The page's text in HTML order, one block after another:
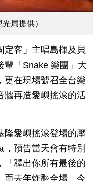
局提供）
定客」主唱島楎及貝
輩「Snake 樂團」大
更在現場號召全台樂
牆再造愛嶼搖滾的活
隆愛嶼搖滾登場的壓
預告當天會有特別
「釋出你所有最後的
而去年炸翻全場、今